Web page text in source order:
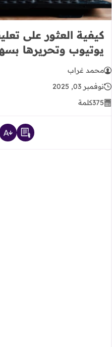
كيفية العثور على
يوتيوب وتحريرها
محمد غراب
نوفمبر 03, 2025
375كلمة